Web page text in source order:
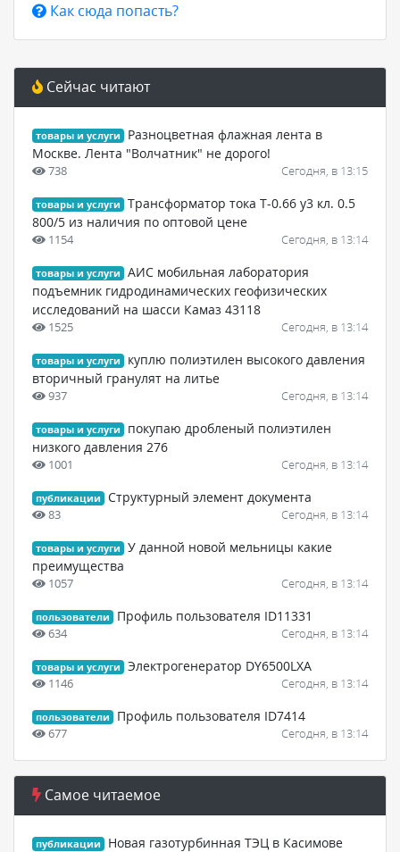
Как сюда попасть?
Сейчас читают
товары и услуги
Разноцветная флажная лента в
Москве. Лента "Волчатник" не дорого!
738 Сегодня, в 13:15
товары и услуги
Трансформатор тока Т-0.66 у3 кл. 0.5
800/5 из наличия по оптовой цене
1154 Сегодня, в 13:14
товары и услуги
АИС мобильная лаборатория
подъемник гидродинамических геофизических
исследований на шасси Камаз 43118
1525 Сегодня, в 13:14
товары и услуги
куплю полиэтилен высокого давления
вторичный гранулят на литье
937 Сегодня, в 13:14
товары и услуги
покупаю дробленый полиэтилен
низкого давления 276
1001 Сегодня, в 13:14
публикации Структурный элемент документа
83 Сегодня, в 13:14
товары и услуги
У данной новой мельницы какие
преимущества
1057 Сегодня, в 13:14
пользователи Профиль пользователя ID11331
634 Сегодня, в 13:14
товары и услуги Электрогенератор DY6500LXA
1146 Сегодня, в 13:14
пользователи Профиль пользователя ID7414
677 Сегодня, в 13:14
Самое читаемое
публикации
Новая газотурбинная ТЭЦ в Касимове